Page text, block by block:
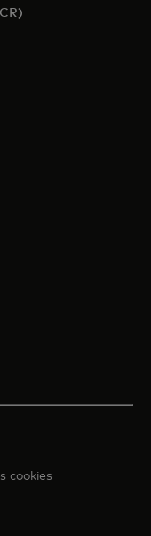
onglet
onglet
nouvel onglet
un nouvel onglet
dans un nouvel
cookies